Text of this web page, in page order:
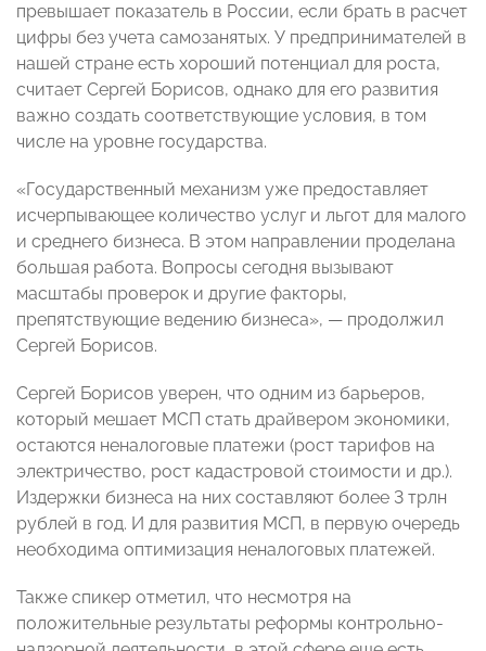
превышает показатель в России, если брать в расчет
цифры без учета самозанятых. У предпринимателей в
нашей стране есть хороший потенциал для роста,
считает Сергей Борисов, однако для его развития
важно создать соответствующие условия, в том
числе на уровне государства.
«Государственный механизм уже предоставляет
исчерпывающее количество услуг и льгот для малого
и среднего бизнеса. В этом направлении проделана
большая работа. Вопросы сегодня вызывают
масштабы проверок и другие факторы,
препятствующие ведению бизнеса», — продолжил
Сергей Борисов.
Сергей Борисов уверен, что одним из барьеров,
который мешает МСП стать драйвером экономики,
остаются неналоговые платежи (рост тарифов на
электричество, рост кадастровой стоимости и др.).
Издержки бизнеса на них составляют более 3 трлн
рублей в год. И для развития МСП, в первую очередь
необходима оптимизация неналоговых платежей.
Также спикер отметил, что несмотря на
положительные результаты реформы контрольно-